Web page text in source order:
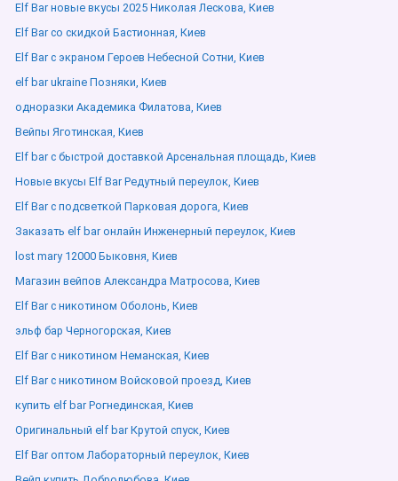
Elf Bar новые вкусы 2025 Николая Лескова, Киев
Elf Bar со скидкой Бастионная, Киев
Elf Bar с экраном Героев Небесной Сотни, Киев
elf bar ukraine Позняки, Киев
одноразки Академика Филатова, Киев
Вейпы Яготинская, Киев
Elf bar с быстрой доставкой Арсенальная площадь, Киев
Новые вкусы Elf Bar Редутный переулок, Киев
Elf Bar с подсветкой Парковая дорога, Киев
Заказать elf bar онлайн Инженерный переулок, Киев
lost mary 12000 Быковня, Киев
Магазин вейпов Александра Матросова, Киев
Elf Bar с никотином Оболонь, Киев
эльф бар Черногорская, Киев
Elf Bar с никотином Неманская, Киев
Elf Bar с никотином Войсковой проезд, Киев
купить elf bar Рогнединская, Киев
Оригинальный elf bar Крутой спуск, Киев
Elf Bar оптом Лабораторный переулок, Киев